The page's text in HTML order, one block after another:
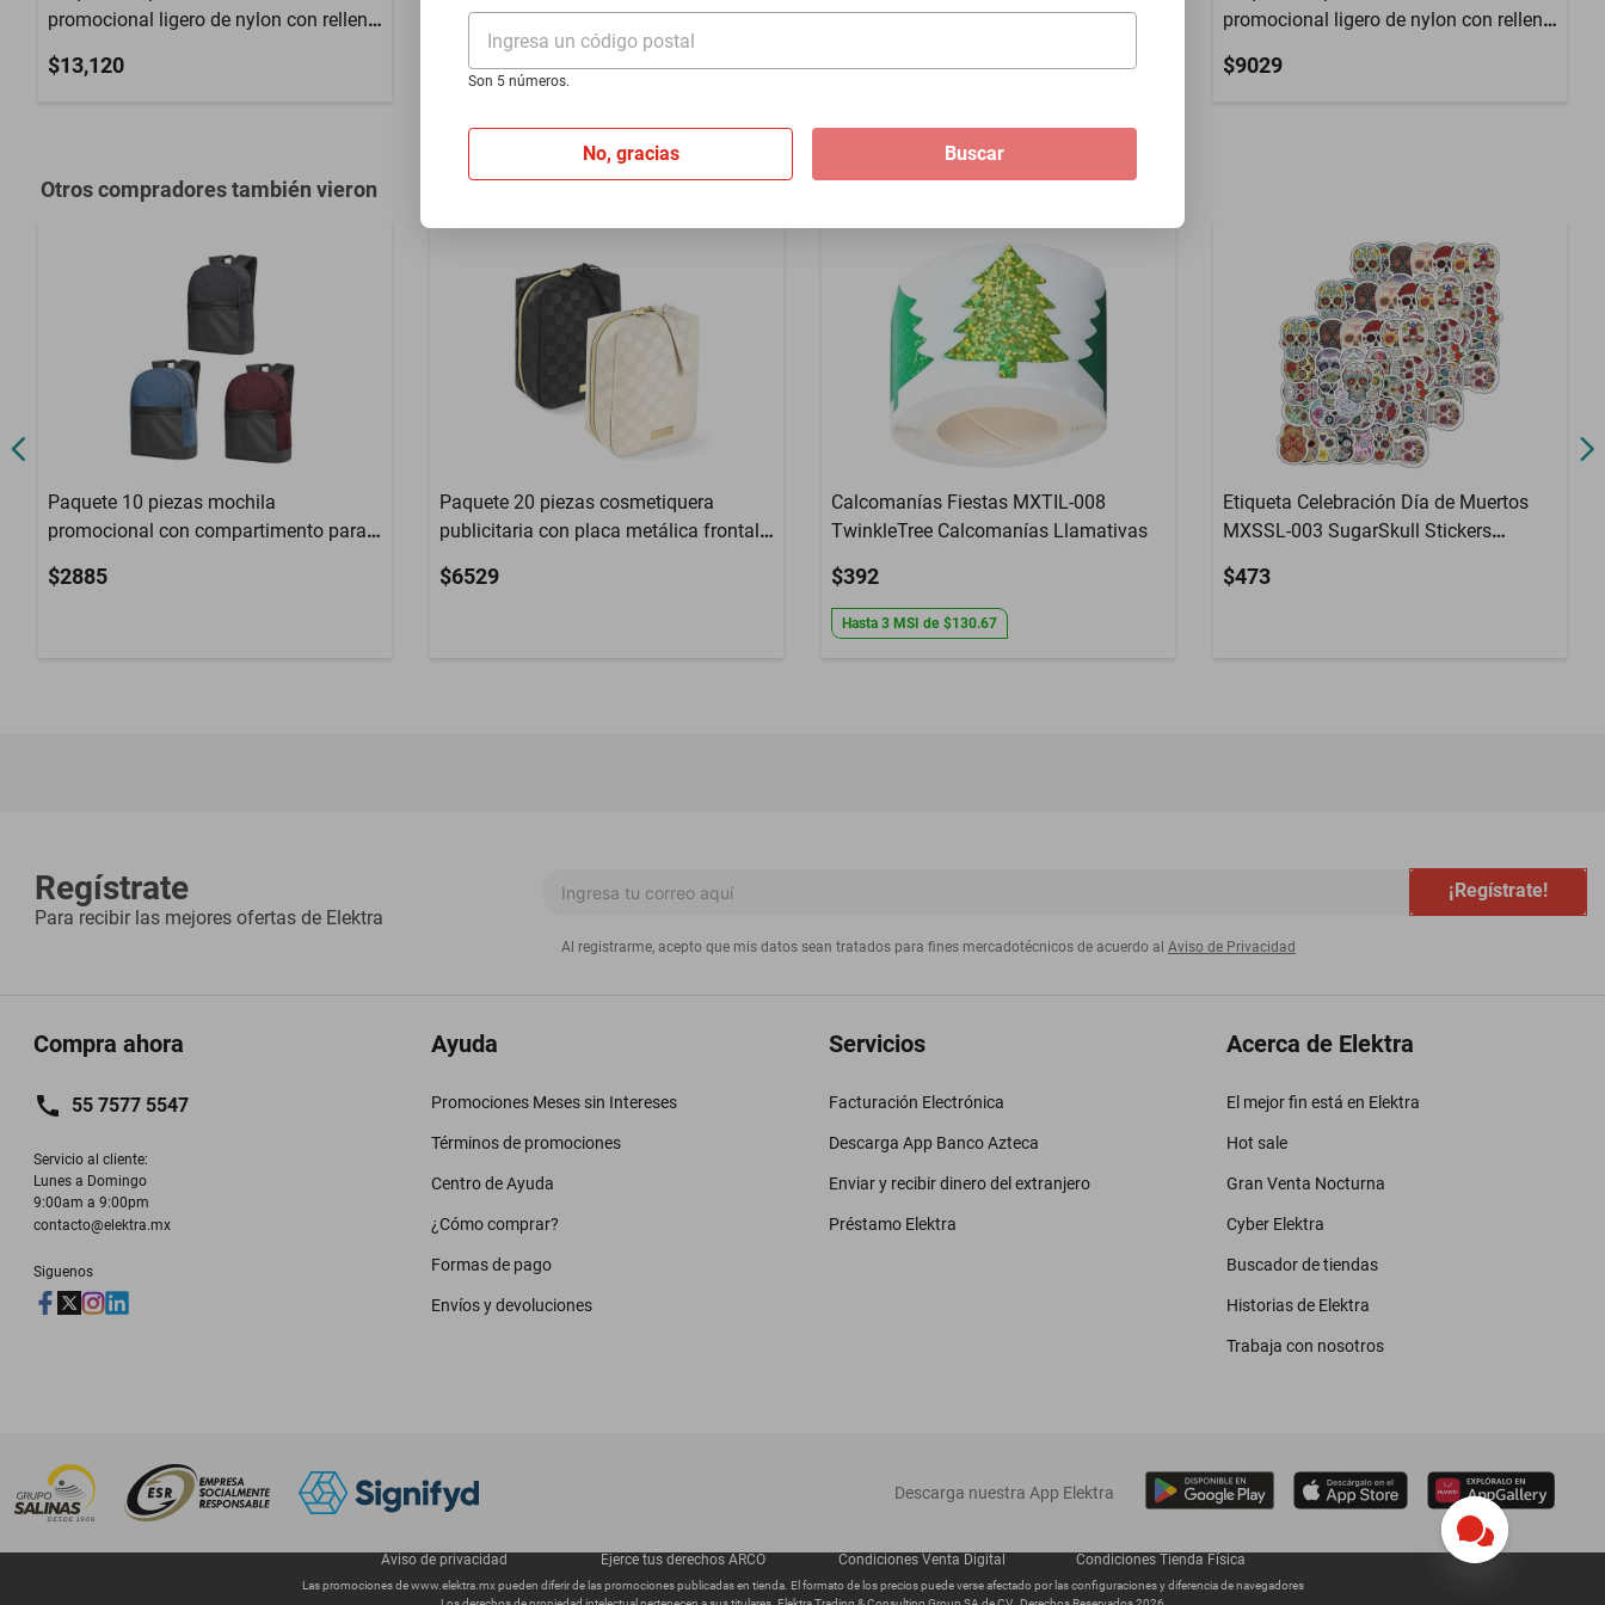
Ingresa un código postal
Son 5 números.
No, gracias Buscar
promocional ligero de nylon con relleno
$13,120
promocional ligero de nylon con relleno
térmico
$17,137
promocional ligero de nylon con relleno
$9029
promocional ligero de nylon con relleno
$9029
Otros compradores también vieron
Paquete 10 piezas mochila
promocional con compartimento para
$2885
Paquete 20 piezas cosmetiquera
publicitaria con placa metálica frontal
$6529
Calcomanías Fiestas MXTIL-008
TwinkleTree Calcomanías Llamativas
$392
Hasta 3 MSI de $130.67
Etiqueta Celebración Día de Muertos
MXSSL-003 SugarSkull Stickers
$473
Regístrate
Para recibir las mejores ofertas de Elektra
¡Regístrate!
Al registrarme, acepto que mis datos sean tratados para fines mercadotécnicos de acuerdo al Aviso de Privacidad
Compra ahora
55 7577 5547
Servicio al cliente:
Lunes a Domingo
9:00am a 9:00pm
contacto@elektra.mx
Siguenos
Ayuda
Promociones Meses sin Intereses
Términos de promociones
Centro de Ayuda
¿Cómo comprar?
Formas de pago
Envíos y devoluciones
Servicios
Facturación Electrónica
Descarga App Banco Azteca
Enviar y recibir dinero del extranjero
Préstamo Elektra
Acerca de Elektra
El mejor fin está en Elektra
Hot sale
Gran Venta Nocturna
Cyber Elektra
Buscador de tiendas
Historias de Elektra
Trabaja con nosotros
‎ Descarga nuestra App Elektra
Aviso de privacidad Ejerce tus derechos ARCO Condiciones Venta Digital Condiciones Tienda Física
Las promociones dewww.elektra.mxpueden diferir de las promociones publicadas en tienda. El formato de los precios puede verse afectado por las configuraciones y diferencia de navegadores